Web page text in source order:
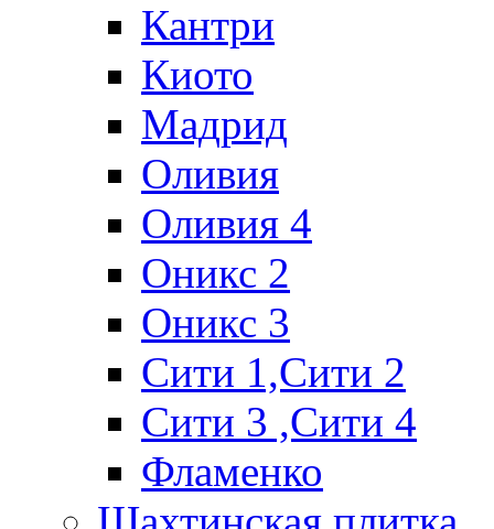
Кантри
Киото
Мадрид
Оливия
Оливия 4
Оникс 2
Оникс 3
Сити 1,Cити 2
Сити 3 ,Сити 4
Фламенко